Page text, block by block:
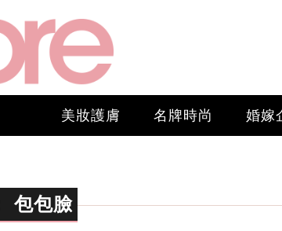
美妝護膚 名牌時尚 婚嫁
包包臉